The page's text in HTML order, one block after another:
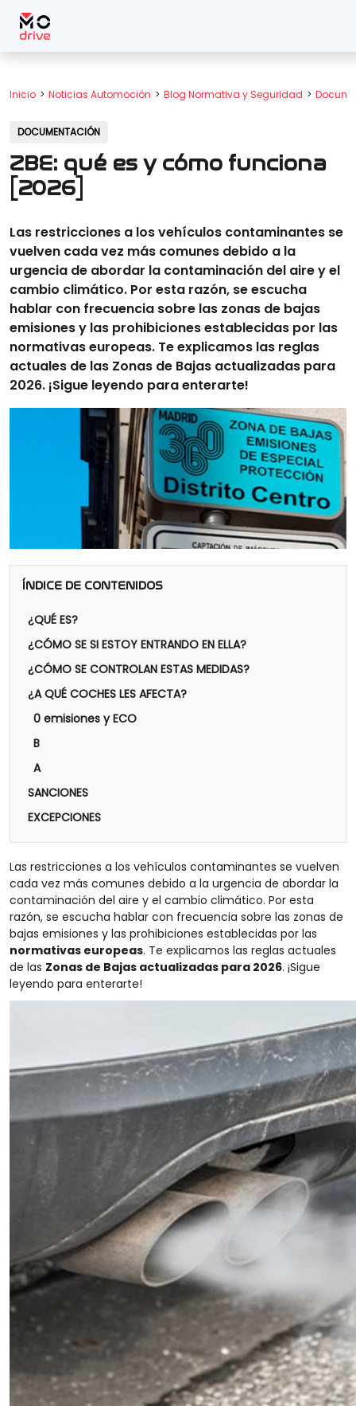
Inicio Noticias Automoción Blog Normativa y Seguridad
DOCUMENTACIÓN
ZBE: qué es y cómo funciona
[2026]
Las restricciones a los vehículos contaminantes se
vuelven cada vez más comunes debido a la
urgencia de abordar la contaminación del aire y el
cambio climático. Por esta razón, se escucha
hablar con frecuencia sobre las zonas de bajas
emisiones y las prohibiciones establecidas por las
normativas europeas. Te explicamos las reglas
actuales de las Zonas de Bajas actualizadas para
2026. ¡Sigue leyendo para enterarte!
ÍNDICE DE CONTENIDOS
¿QUÉ ES?
¿CÓMO SE SI ESTOY ENTRANDO EN ELLA?
¿CÓMO SE CONTROLAN ESTAS MEDIDAS?
¿A QUÉ COCHES LES AFECTA?
0 emisiones y ECO
B
A
SANCIONES
EXCEPCIONES
Las restricciones a los vehículos contaminantes se vuelven
cada vez más comunes debido a la urgencia de abordar la
contaminación del aire y el cambio climático. Por esta
razón, se escucha hablar con frecuencia sobre las zonas de
bajas emisiones y las prohibiciones establecidas por las
normativas europeas. Te explicamos las reglas actuales
de las Zonas de Bajas actualizadas para 2026. ¡Sigue
leyendo para enterarte!